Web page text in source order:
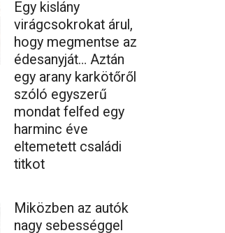
Egy kislány
virágcsokrokat árul,
hogy megmentse az
édesanyját… Aztán
egy arany karkötőről
szóló egyszerű
mondat felfed egy
harminc éve
eltemetett családi
titkot
Miközben az autók
nagy sebességgel